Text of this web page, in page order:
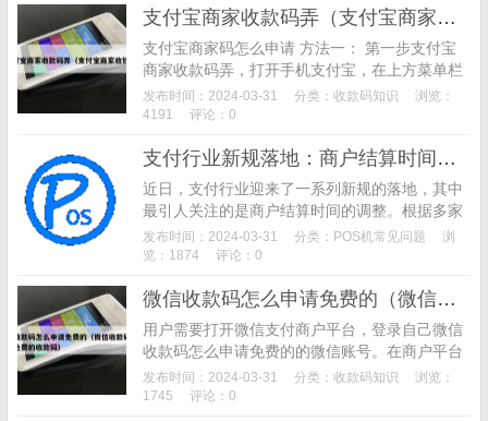
则最好多少台pos机养卡?，银行觉得给信用额度
不会变成坏账收不回来，即资金安全。
支付宝商家收款码弄（支付宝商家收钱码）
支付宝商家码怎么申请 方法一： 第一步支付宝
商家收款码弄，打开手机支付宝，在上方菜单栏
中点击【收钱】。 第二步，进入个人收钱页面
后，点击二维码下方的【升级支付宝商家收款码
两个领取入口，一个是官方寄送，一个是自行打
印。
发布时间：2024-03-31 分类： 收款码知识
浏览：
4191
评论：0
支付行业新规落地：商户结算时间调整及行业监管升级
近日，支付行业迎来了一系列新规的落地，其中
最引人关注的是商户结算时间的调整。根据多家
支付机构发布的公告，自2024年3月14日起，新
注册的商户在注册当天发生的交易将统一延迟至
险排查，降低支付相关风险率。
发布时间：2024-03-31 分类： POS机常见问题
浏
览：1874
评论：0
微信收款码怎么申请免费的（微信收款码怎么申请免费的收款码）
用户需要打开微信支付商户平台，登录自己微信
收款码怎么申请免费的的微信账号。在商户平台
首页，点击左侧导航栏的“我的产品”，然后点
击“收款码”。在“收款码”页面，用户需要填写收款
发布时间：2024-03-31 分类： 收款码知识
浏览：
1745
评论：0